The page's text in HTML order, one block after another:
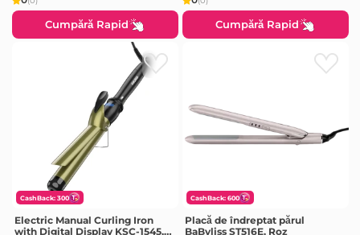
Cumpără Rapid Cumpără Rapid
CashBack: 300
Electric Manual Curling Iron
with Digital Display KSC-1545,
CashBack: 600
Placă de îndreptat părul
BaByliss ST516E, Roz